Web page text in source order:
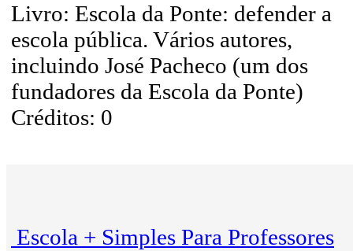
Livro: Escola da Ponte: defender a
escola pública. Vários autores,
incluindo José Pacheco (um dos
fundadores da Escola da Ponte)
Créditos: 0
Escola + Simples Para Professores